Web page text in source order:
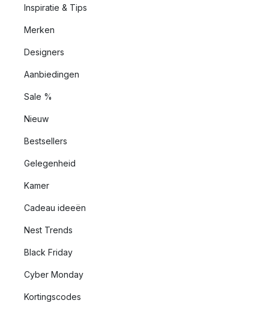
Inspiratie & Tips
Merken
Designers
Aanbiedingen
Sale %
Nieuw
Bestsellers
Gelegenheid
Kamer
Cadeau ideeën
Nest Trends
Black Friday
Cyber Monday
Kortingscodes